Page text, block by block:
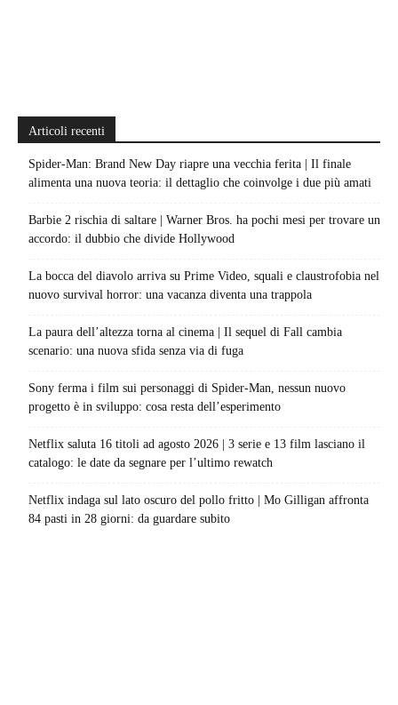
Articoli recenti
Spider-Man: Brand New Day riapre una vecchia ferita | Il finale
alimenta una nuova teoria: il dettaglio che coinvolge i due più amati
Barbie 2 rischia di saltare | Warner Bros. ha pochi mesi per trovare un
accordo: il dubbio che divide Hollywood
La bocca del diavolo arriva su Prime Video, squali e claustrofobia nel
nuovo survival horror: una vacanza diventa una trappola
La paura dell’altezza torna al cinema | Il sequel di Fall cambia
scenario: una nuova sfida senza via di fuga
Sony ferma i film sui personaggi di Spider-Man, nessun nuovo
progetto è in sviluppo: cosa resta dell’esperimento
Netflix saluta 16 titoli ad agosto 2026 | 3 serie e 13 film lasciano il
catalogo: le date da segnare per l’ultimo rewatch
Netflix indaga sul lato oscuro del pollo fritto | Mo Gilligan affronta
84 pasti in 28 giorni: da guardare subito